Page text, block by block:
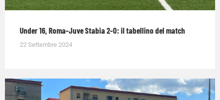
Under 16, Roma-Juve Stabia 2-0: il tabellino del match
22 Settembre 2024